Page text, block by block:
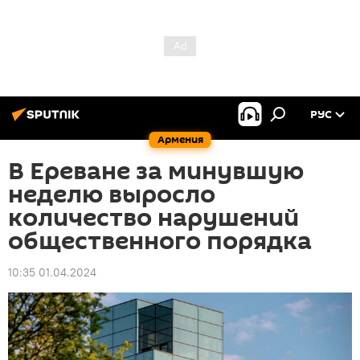
Армения
РУС
В Ереване за минувшую
неделю выросло
количество нарушений
общественного порядка
10:35 01.04.2024